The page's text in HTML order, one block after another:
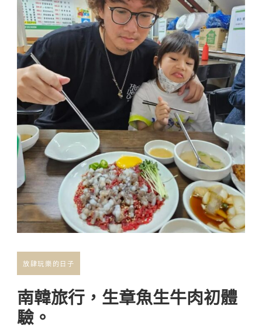
放肆玩樂的日子
南韓旅行，生章魚生牛肉初體
驗。